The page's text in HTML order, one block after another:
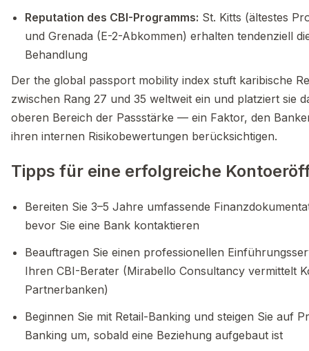
Reputation des CBI-Programms: St. Kitts (ältestes
und Grenada (E-2-Abkommen) erhalten tendenziell
Behandlung
Der the global passport mobility index stuft karibische
zwischen Rang 27 und 35 weltweit ein und platziert sie
oberen Bereich der Passstärke — ein Faktor, den
ihren internen Risikobewertungen berücksichtigen.
Tipps für eine erfolgreiche
Bereiten Sie 3–5 Jahre umfassende
bevor Sie eine Bank kontaktieren
Beauftragen Sie einen professionellen
Ihren CBI-Berater (Mirabello Consultancy vermittelt
Partnerbanken)
Beginnen Sie mit Retail-Banking und steigen Sie auf
Banking um, sobald eine Beziehung aufgebaut ist